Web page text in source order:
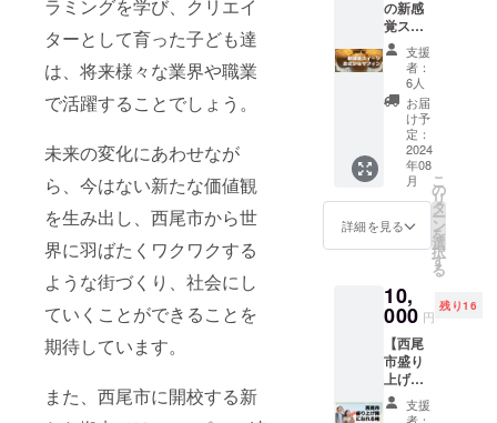
ラミングを学び、クリエイ
ターとして育った子ども達
は、将来様々な業界や職業
で活躍することでしょう。
未来の変化にあわせなが
ら、今はない新たな価値観
を生み出し、西尾市から世
界に羽ばたくワクワクする
ような街づくり、社会にし
ていくことができることを
期待しています。
また、西尾市に開校する新
など ※
数十秒
から数
分程度
静止で
きる必
要があ
ります
※ペット
など生
象外で
す ※極
や小さ
いも
の、人
物以上
の大き
さのも
のは撮
ベル感
にあっ
たゲー
ム（題
材）を
作りな
がら楽
しく
ゲーム
開発、
プログ
ラミン
グ的思
とがで
きま
す。 ＜
内容＞
開催：
８/６
（火）
す。 学
校では
教えて
くれな
いタイ
ピング
入力を
上達す
る方法
を学べ
る講座
となっ
ていま
ら、高
校生の
必要と
なるタ
イピン
グ能力
の新感
覚ス
イーツ
「おさ
かなマ
フィ
ン」】
創業74
年。三
河湾の
新鮮な
白身魚
を選び
抜いて
ず系マ
フィン
です。
魚とス
イーツ
といっ
たまる
で正反
支援
者：
6人
お届
け予
定：
2024
年08
月
詳細を見る
こ
の
リ
タ
ー
ン
を
選
択
す
る
10,
000 円
残り16
【西尾
市盛り
上げ隊
になれ
る権】
支援